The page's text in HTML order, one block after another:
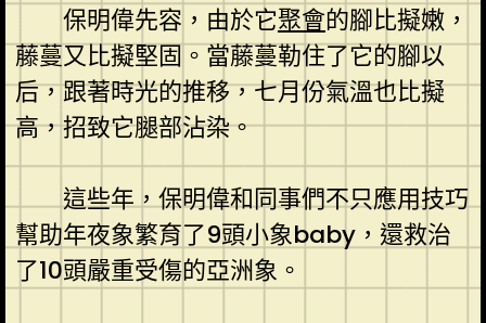
保明偉先容，由於它聚會的腳比擬嫩，
藤蔓又比擬堅固。當藤蔓勒住了它的腳以
后，跟著時光的推移，七月份氣溫也比擬
高，招致它腿部沾染。
這些年，保明偉和同事們不只應用技巧
幫助年夜象繁育了9頭小象baby，還救治
了10頭嚴重受傷的亞洲象。